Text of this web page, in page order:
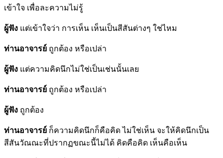
เข้าใจ เพื่อละความไม่รู้
ผู้ฟัง แต่เข้าใจว่า การเห็น เห็นเป็นสีสันต่างๆ ใช่ไหม
ท่านอาจารย์ ถูกต้อง หรือเปล่า
ผู้ฟัง แต่ความคิดนึกไม่ใช่เป็นเช่นนั้นเลย
ท่านอาจารย์ ถูกต้อง หรือเปล่า
ผู้ฟัง ถูกต้อง
ท่านอาจารย์ ก็ความคิดนึกก็คือคิด ไม่ใช่เห็น จะให้คิดนึกเป็น
สีสันวัณณะที่ปรากฏขณะนี้ไม่ได้ คิดคือคิด เห็นคือเห็น